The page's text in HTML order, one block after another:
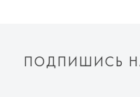
ПОДПИШИСЬ